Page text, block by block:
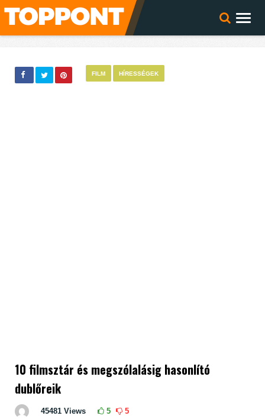
FILM HÍRESSÉGEK
10 filmsztár és megszólalásig hasonlító
dublőreik
45481 Views 5 5